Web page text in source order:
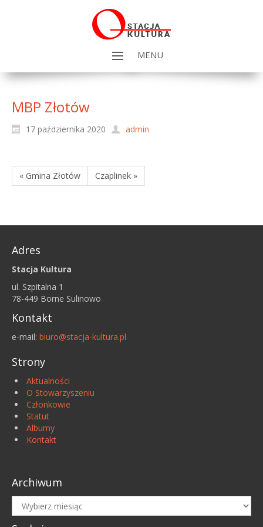
MENU
MBP Złotów
17 października 2020 admin
« Gmina Złotów Czaplinek »
Adres
Stacja Kultura
ul. Szpitalna 1
78-449 Borne Sulinowo
Kontakt
e-mail: biuro@stacja-kultura.pl
Strony
Aktualności
O Stowarzyszeniu
Członkowie
Statut
Albumy
Kontakt
Archiwum
Archiwum